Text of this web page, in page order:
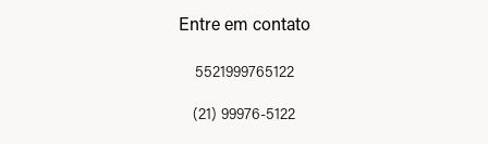
Entre em contato
5521999765122
(21) 99976-5122